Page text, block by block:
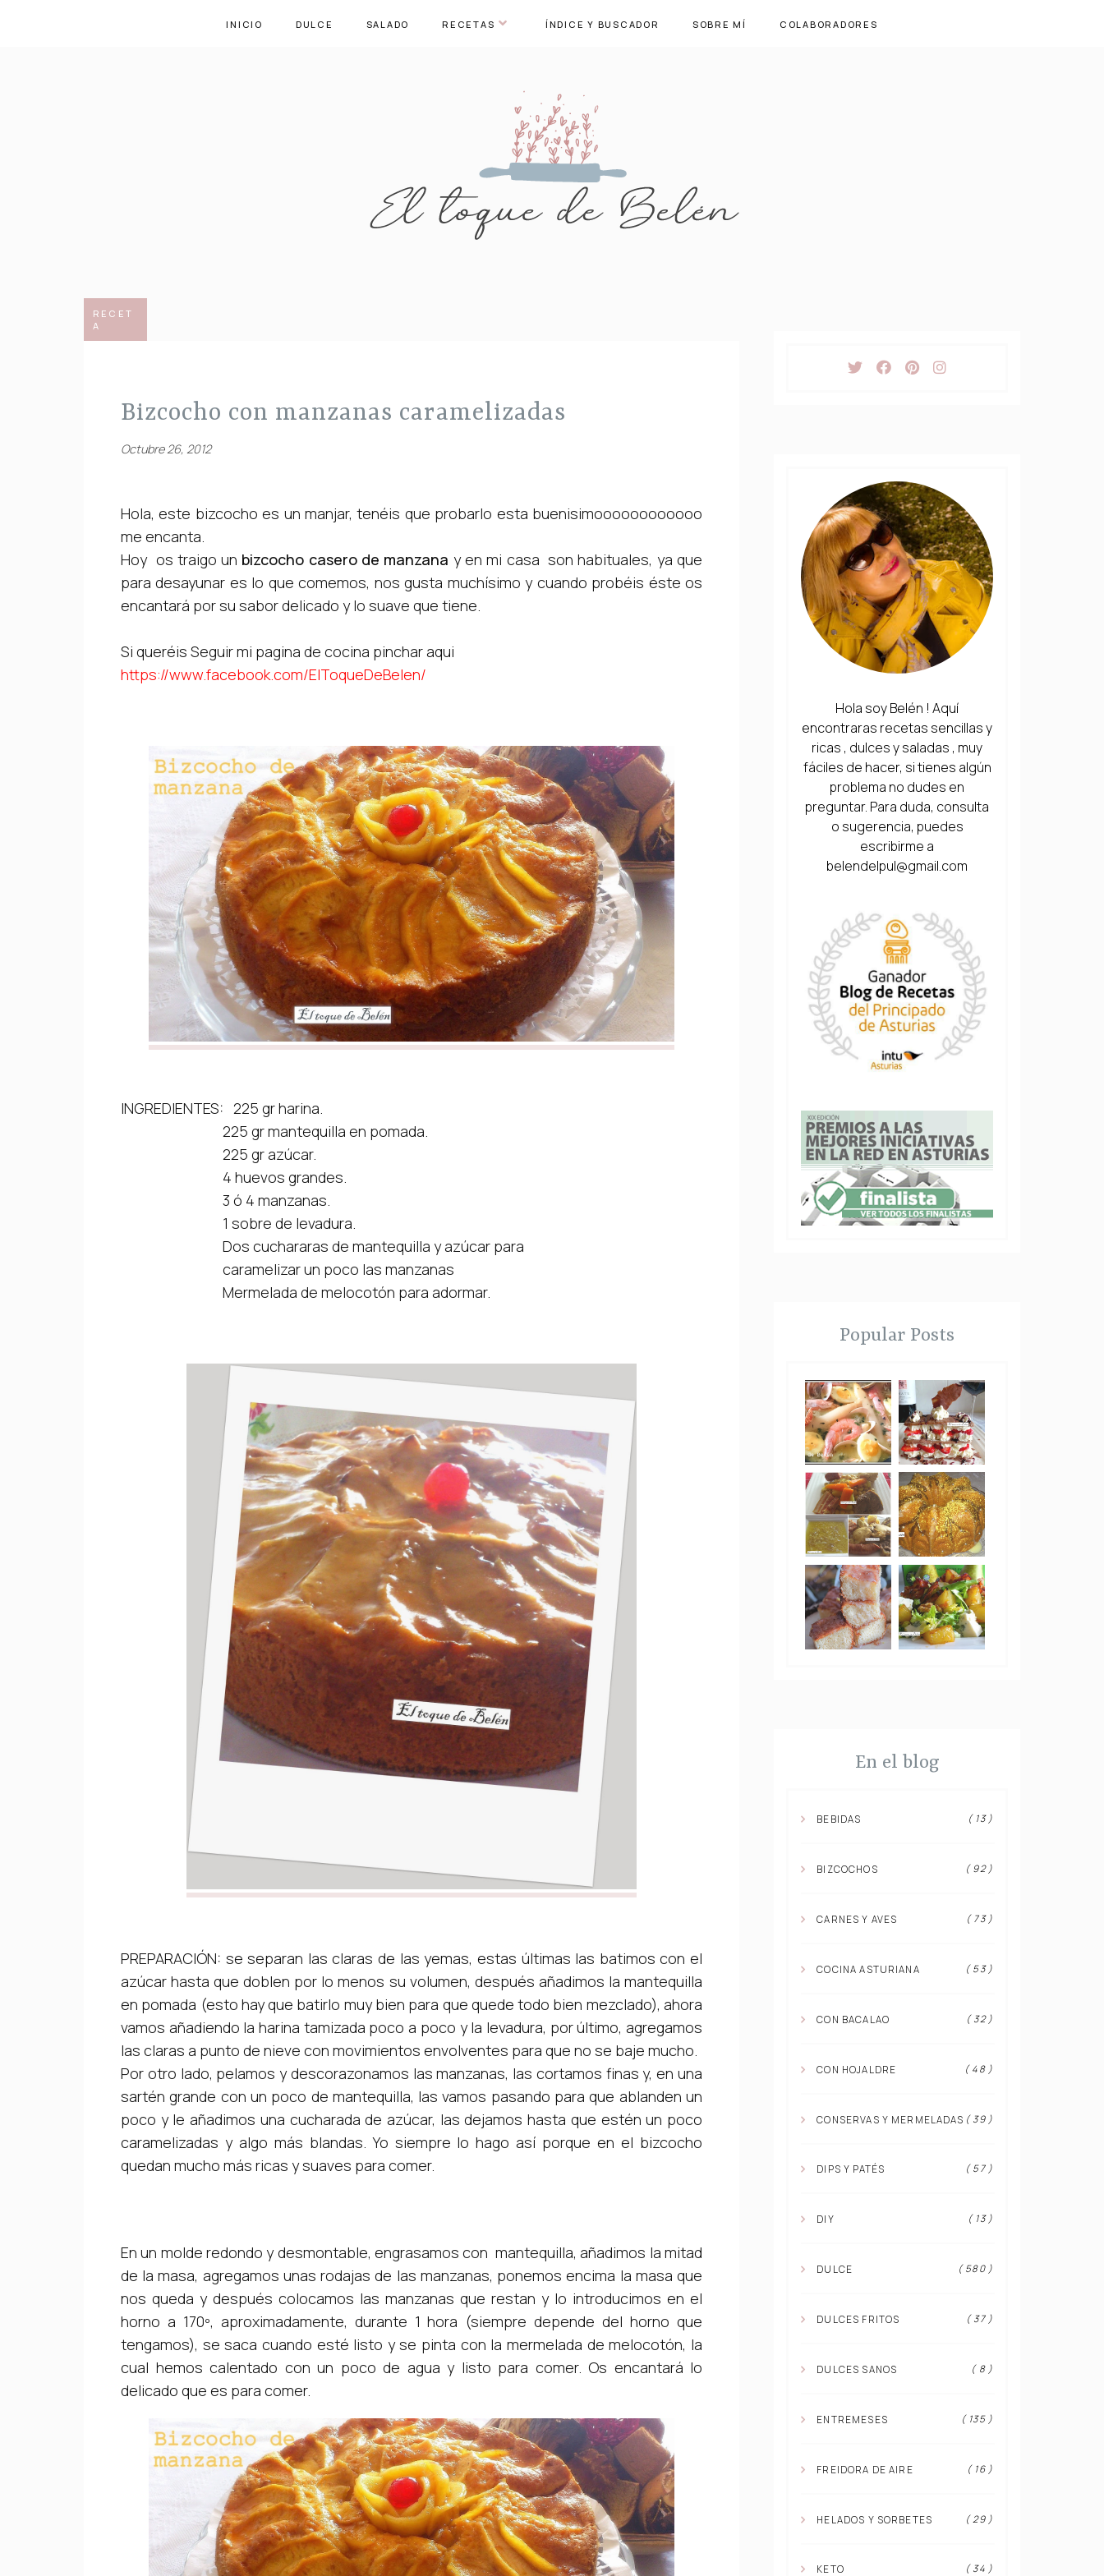
INICIO DULCE SALADO RECETAS ÍNDICE Y BUSCADOR SOBRE MÍ COLABORADORES
RECET
A
bizcocho con manzanas caramelizadas
Octubre 26, 2012
Hola, este bizcocho es un manjar, tenéis que probarlo esta buenisimoooooooooooo
me encanta.
Hoy os traigo un bizcocho casero de manzana y en mi casa son habituales, ya que
para desayunar es lo que comemos, nos gusta muchísimo y cuando probéis éste os
encantará por su sabor delicado y lo suave que tiene.
Si queréis Seguir mi pagina de cocina pinchar aqui
https://www.facebook.com/ElToqueDeBelen/
INGREDIENTES: 225 gr harina.
225 gr mantequilla en pomada.
225 gr azúcar.
4 huevos grandes.
3 ó 4 manzanas.
1 sobre de levadura.
Dos cuchararas de mantequilla y azúcar para
caramelizar un poco las manzanas
Mermelada de melocotón para adormar.
PREPARACIÓN: se separan las claras de las yemas, estas últimas las batimos con el
azúcar hasta que doblen por lo menos su volumen, después añadimos la mantequilla
en pomada (esto hay que batirlo muy bien para que quede todo bien mezclado), ahora
vamos añadiendo la harina tamizada poco a poco y la levadura, por último, agregamos
las claras a punto de nieve con movimientos envolventes para que no se baje mucho.
Por otro lado, pelamos y descorazonamos las manzanas, las cortamos finas y, en una
sartén grande con un poco de mantequilla, las vamos pasando para que ablanden un
poco y le añadimos una cucharada de azúcar, las dejamos hasta que estén un poco
caramelizadas y algo más blandas. Yo siempre lo hago así porque en el bizcocho
quedan mucho más ricas y suaves para comer.
En un molde redondo y desmontable, engrasamos con mantequilla, añadimos la mitad
de la masa, agregamos unas rodajas de las manzanas, ponemos encima la masa que
nos queda y después colocamos las manzanas que restan y lo introducimos en el
horno a 170º, aproximadamente, durante 1 hora (siempre depende del horno que
tengamos), se saca cuando esté listo y se pinta con la mermelada de melocotón, la
cual hemos calentado con un poco de agua y listo para comer. Os encantará lo
delicado que es para comer.
Hola soy Belén ! Aquí
encontraras recetas sencillas y
ricas , dulces y saladas , muy
fáciles de hacer, si tienes algún
problema no dudes en
preguntar. Para duda, consulta
o sugerencia, puedes
escribirme a
belendelpul@gmail.com
Popular Posts
En el blog
BEBIDAS ( 13 )
BIZCOCHOS ( 92 )
CARNES Y AVES ( 73 )
COCINA ASTURIANA ( 53 )
CON BACALAO ( 32 )
CON HOJALDRE ( 48 )
CONSERVAS Y MERMELADAS ( 39 )
DIPS Y PATÉS ( 57 )
DIY ( 13 )
DULCE ( 580 )
DULCES FRITOS ( 37 )
DULCES SANOS ( 8 )
ENTREMESES ( 135 )
FREIDORA DE AIRE ( 16 )
HELADOS Y SORBETES ( 29 )
KETO ( 34 )